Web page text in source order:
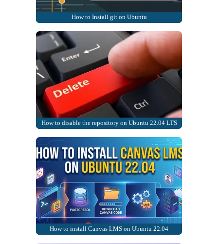
How to Install git on Ubuntu
How to disable the repository on Ubuntu 22.04 LTS
How to install Canvas LMS on Ubuntu 22.04